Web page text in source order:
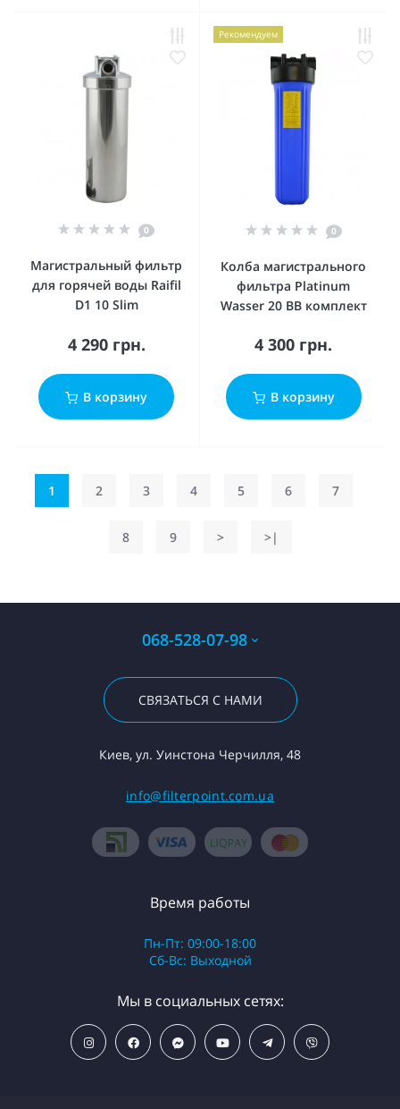
0
Магистральный фильтр
для горячей воды Raifil
D1 10 Slim
4 290 грн.
В корзину
Рекомендуем
0
Колба магистрального
фильтра Platinum
Wasser 20 ВВ комплект
4 300 грн.
В корзину
1 2 3 4 5 6 7
8 9 > >|
068-528-07-98
СВЯЗАТЬСЯ С НАМИ
Киев, ул. Уинстона Черчилля, 48
info@filterpoint.com.ua
Время работы
Пн-Пт: 09:00-18:00
Сб-Вс: Выходной
Мы в социальных сетях: